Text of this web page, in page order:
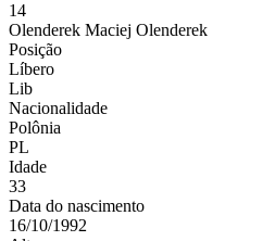
14
Olenderek Maciej Olenderek
Posição
Líbero
Lib
Nacionalidade
Polônia
PL
Idade
33
Data do nascimento
16/10/1992